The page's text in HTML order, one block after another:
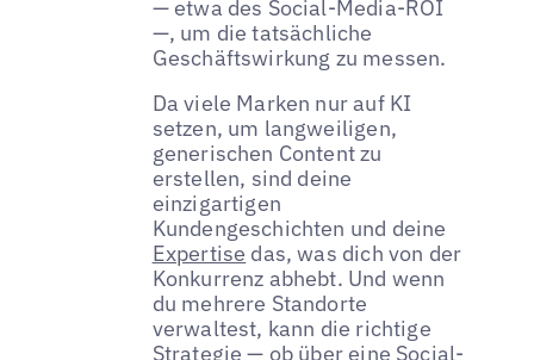
— etwa des Social-Media-ROI
—, um die tatsächliche
Geschäftswirkung zu messen.
Da viele Marken nur auf KI
setzen, um langweiligen,
generischen Content zu
erstellen, sind deine
einzigartigen
Kundengeschichten und deine
Expertise das, was dich von der
Konkurrenz abhebt. Und wenn
du mehrere Standorte
verwaltest, kann die richtige
Strategie — ob über eine Social-